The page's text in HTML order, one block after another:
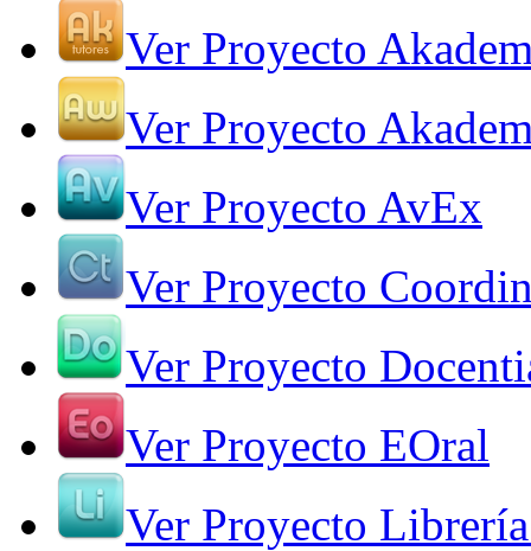
Ver Proyecto
Ver Proyecto
Ver Proyecto AvEx
Ver Proyecto
Ver Proyecto
Ver Proyecto EOral
Ver Proyecto